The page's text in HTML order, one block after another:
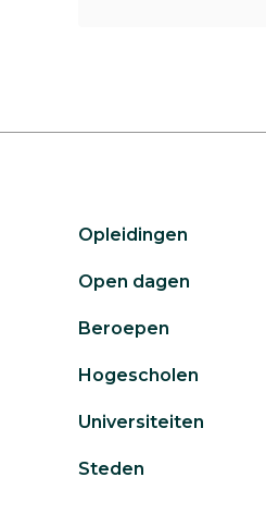
Opleidingen
Open dagen
Beroepen
Hogescholen
Universiteiten
Steden